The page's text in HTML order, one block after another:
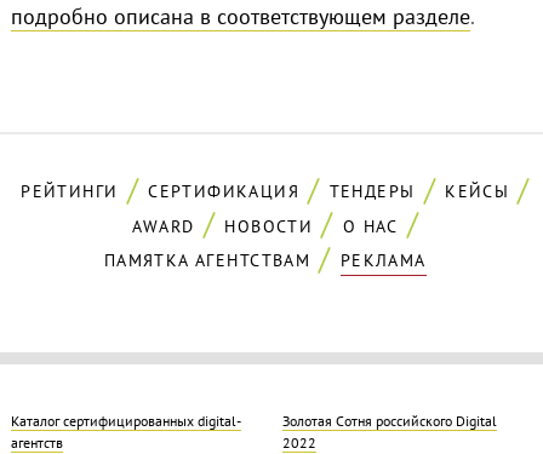
подробно описана в соответствующем разделе.
РЕЙТИНГИ СЕРТИФИКАЦИЯ ТЕНДЕРЫ
КЕЙСЫ
AWARD
НОВОСТИ
О НАС
ПАМЯТКА АГЕНТСТВАМ
РЕКЛАМА
Каталог сертифицированных digital-
агентств
Золотая Cотня российского Digital
2022